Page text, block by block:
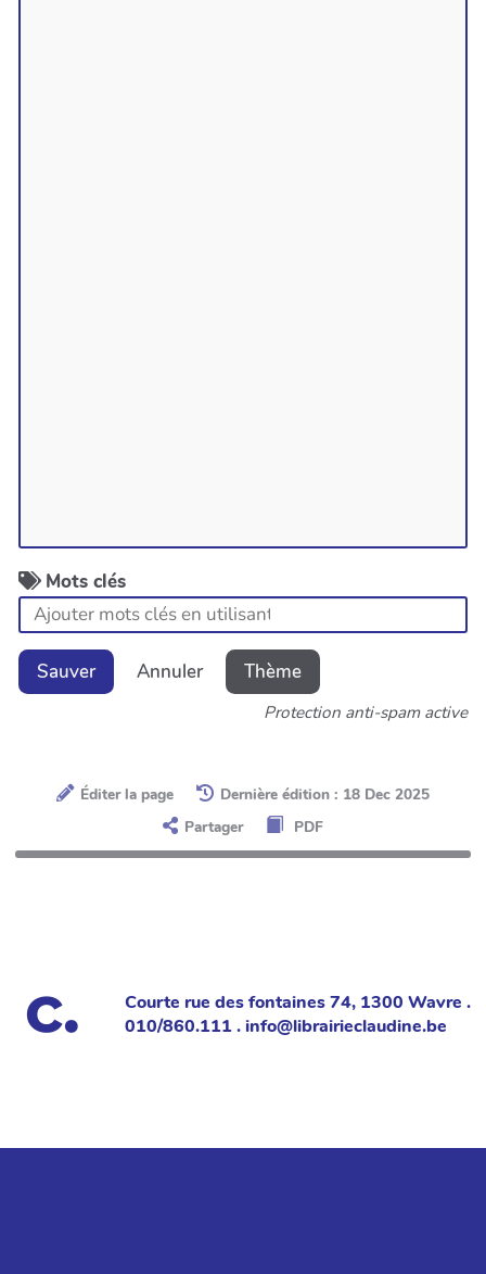
Mots clés
Sauver Annuler Thème
Protection anti-spam active
Éditer la page
Dernière édition : 18 Dec 2025
Partager
PDF
Courte rue des fontaines 74, 1300 Wavre .
010/860.111 . info@librairieclaudine.be